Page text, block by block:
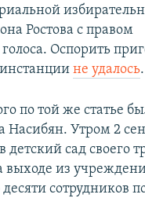
Ростова с правом
Оспорить
не удалось.
по той же статье
Насибян. Утром 2
детский сад своего
из
сотрудников